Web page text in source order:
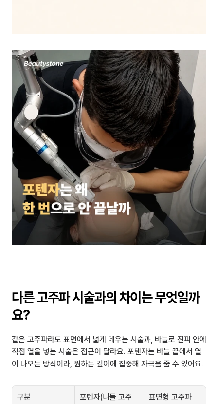
다른 고주파 시술과의 차이는 무엇일까
요?
같은 고주파라도 표면에서 넓게 데우는 시술과, 바늘로 진피 안에
직접 열을 넣는 시술은 접근이 달라요. 포텐자는 바늘 끝에서 열
이 나오는 방식이라, 원하는 깊이에 집중해 자극을 줄 수 있어요.
구분 포텐자(니들 고주 표면형 고주파